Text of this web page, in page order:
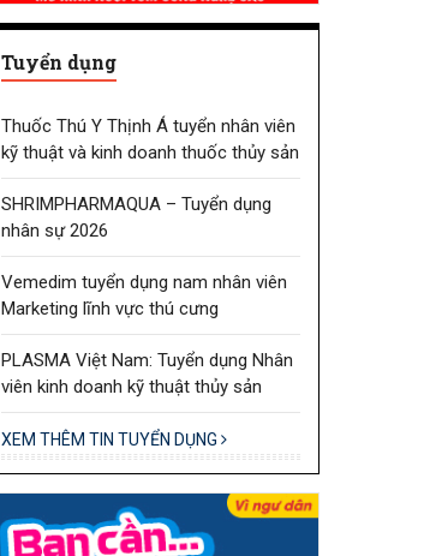
Tuyển dụng
Thuốc Thú Y Thịnh Á tuyển nhân viên
kỹ thuật và kinh doanh thuốc thủy sản
SHRIMPHARMAQUA – Tuyển dụng
nhân sự 2026
Vemedim tuyển dụng nam nhân viên
Marketing lĩnh vực thú cưng
PLASMA Việt Nam: Tuyển dụng Nhân
viên kinh doanh kỹ thuật thủy sản
XEM THÊM TIN TUYỂN DỤNG